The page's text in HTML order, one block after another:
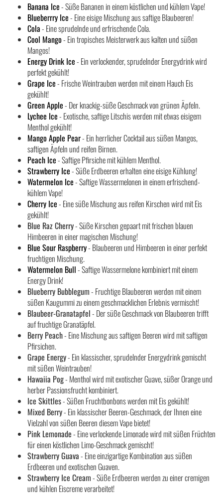
Banana Ice- Süße Bananen in einem köstlichen und kühlem Vape!
Blueberrry Ice- Eine eisige Mischung aus saftige Blaubeeren!
Cola- Eine sprudelnde und erfrischende Cola.
Cool Mango- Ein tropisches Meisterwerk aus kalten und süßen
Mangos!
Energy Drink Ice- Ein verlockender, sprudelnder Energydrink wird
perfekt gekühlt!
Grape Ice- Frische Weintrauben werden mit einem Hauch Eis
gekühlt!
Green Apple- Der knackig-süße Geschmack von grünen Äpfeln.
Lychee Ice- Exotische, saftige Litschis werden mit etwas eisigem
Menthol gekühlt!
Mango Apple Pear- Ein herrlicher Cocktail aus süßen Mangos,
saftigen Äpfeln und reifen Birnen.
Peach Ice- Saftige Pfirsiche mit kühlem Menthol.
Strawberry Ice- Süße Erdbeeren erhalten eine eisige Kühlung!
Watermelon Ice- Saftige Wassermelonen in einem erfrischend-
kühlem Vape!
Cherry Ice- Eine süße Mischung aus reifen Kirschen wird mit Eis
gekühlt!
Blue Raz Cherry- Süße Kirschen gepaart mit frischen blauen
Himbeeren in einer magischen Mischung!
Blue Sour Raspberry- Blaubeeren und Himbeeren in einer perfekt
fruchtigen Mischung.
Watermelon Bull- Saftige Wassermelone kombiniert mit einem
Energy Drink!
Blueberry Bubblegum- Fruchtige Blaubeeren werden mit einem
süßen Kaugummi zu einem geschmacklichen Erlebnis vermischt!
Blaubeer-Granatapfel- Der süße Geschmack von Blaubeeren trifft
auf fruchtige Granatäpfel.
Berry Peach- Eine Mischung aus saftigen Beeren wird mit saftigen
Pfirsichen.
Grape Energy- Ein klassischer, sprudelnder Energydrink gemischt
mit süßen Weintrauben!
Hawaiia Pog- Menthol wird mit exotischer Guave, süßer Orange und
herber Passionsfrucht kombiniert.
Ice Skittles- Süßen Fruchtbonbons werden mit Eis gekühlt!
Mixed Berry- Ein klassischer Beeren-Geschmack, der Ihnen eine
Vielzahl von süßen Beeren diesem Vape bietet!
Pink Lemonade- Eine verlockende Limonade wird mit süßen Früchten
für einen köstlichen Limo-Geschmack gemischt!
Strawberry Guava- Eine einzigartige Kombination aus süßen
Erdbeeren und exotischen Guaven.
Strawberry Ice Cream- Süße Erdbeeren werden zu einer cremigen
und kühlen Eiscreme verarbeitet!